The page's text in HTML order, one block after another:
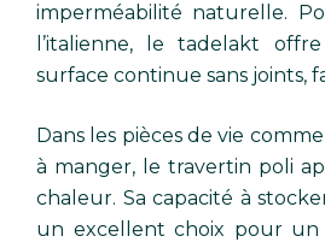
imperméabilité naturelle.
l’italienne, le tadelakt offre
surface continue sans joints,
Dans les pièces de vie
à manger, le travertin poli
chaleur. Sa capacité à
un excellent choix pour un